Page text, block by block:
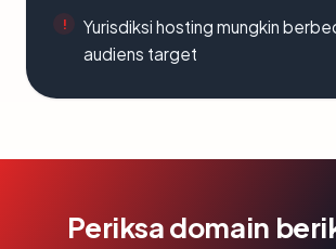
Yurisdiksi hosting mungkin
audiens target
Periksa domain